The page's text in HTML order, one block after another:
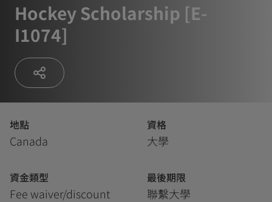
Hockey Scholarship [E-
I1074]
地點
Canada
資格
大學
資金類型
Fee waiver/discount
最後期限
聯繫大學